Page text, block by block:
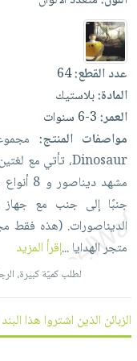
العناية
بالأسنان
الحمية
والتغذية
أدوات
المائدة
الأوعية
والتخزين
أدوات
المطبخ
الأكثر
مبيعاً
العودة
للمدارس
اكسسوارات
كتب
اكسسوارات
اكسسوارات
ملابس
مطرزات
حقائب
حلي
عناية
بالذات
شحن
مجاني
بنود
مختارة
اشتراكات
كل
الاشتراكات
صندوق
القراءة
iKitab
بلا
بحث
متقدم
نيل
وفرات
سياسة
الشركة
حسابك
لائحة
الأمنيات
عدد القطع:64
المادة:بلاستيك
العمر:3-6 سنوات
مواصفات المنتج:
Dinosaur، تأتي مع لغتين
مشهدديناصور و 8 أنواع
جنبًاإلى جنب مع جهاز
الديناصورات. (هذه فقط
متجرالهدايا...إقرأ المزيد
لطلب كميّة كبيرة،
الزبائن الذين اشتروا هذا